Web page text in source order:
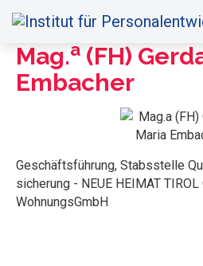
Mag.a (FH)
Embacher
Geschäftsführung, Stabsstelle
sicherung - NEUE HEIMAT
WohnungsGmbH